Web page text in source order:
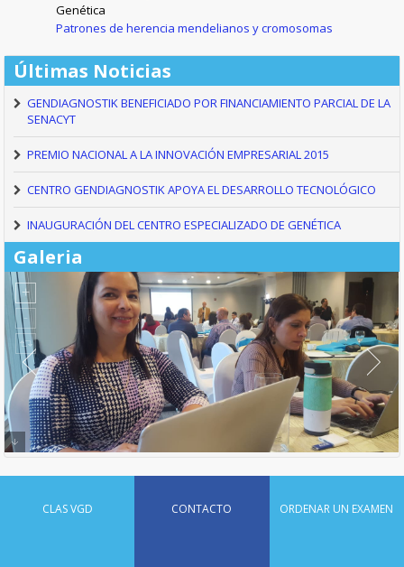
Genética
Patrones de herencia mendelianos y cromosomas
Últimas Noticias
GENDIAGNOSTIK BENEFICIADO POR FINANCIAMIENTO PARCIAL DE LA
SENACYT
PREMIO NACIONAL A LA INNOVACIÓN EMPRESARIAL 2015
CENTRO GENDIAGNOSTIK APOYA EL DESARROLLO TECNOLÓGICO
INAUGURACIÓN DEL CENTRO ESPECIALIZADO DE GENÉTICA
Galeria
CLAS VGD CONTACTO ORDENAR UN EXAMEN